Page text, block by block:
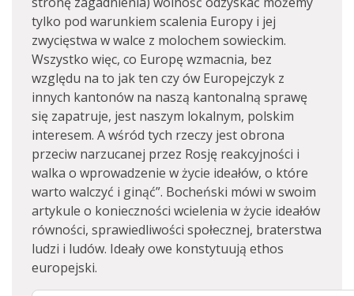
tylko pod warunkiem scalenia Europy i jej
zwycięstwa w walce z molochem sowieckim.
Wszystko więc, co Europę wzmacnia, bez
względu na to jak ten czy ów Europejczyk z
innych kantonów na naszą kantonalną sprawę
się zapatruje, jest naszym lokalnym, polskim
interesem. A wśród tych rzeczy jest obrona
przeciw narzucanej przez Rosję reakcyjności i
walka o wprowadzenie w życie ideałów, o które
warto walczyć i ginąć”. Bocheński mówi w swoim
artykule o konieczności wcielenia w życie ideałów
równości, sprawiedliwości społecznej, braterstwa
ludzi i ludów. Ideały owe konstytuują ethos
europejski.